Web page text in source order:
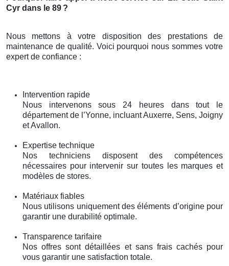
Cyr dans le 89 ?
Nous mettons à votre disposition des prestations de
maintenance de qualité. Voici pourquoi nous sommes votre
expert de confiance :
Intervention rapide
Nous intervenons sous 24 heures dans tout le
département de l’Yonne, incluant Auxerre, Sens, Joigny
et Avallon.
Expertise technique
Nos techniciens disposent des compétences
nécessaires pour intervenir sur toutes les marques et
modèles de stores.
Matériaux fiables
Nous utilisons uniquement des éléments d’origine pour
garantir une durabilité optimale.
Transparence tarifaire
Nos offres sont détaillées et sans frais cachés pour
vous garantir une satisfaction totale.